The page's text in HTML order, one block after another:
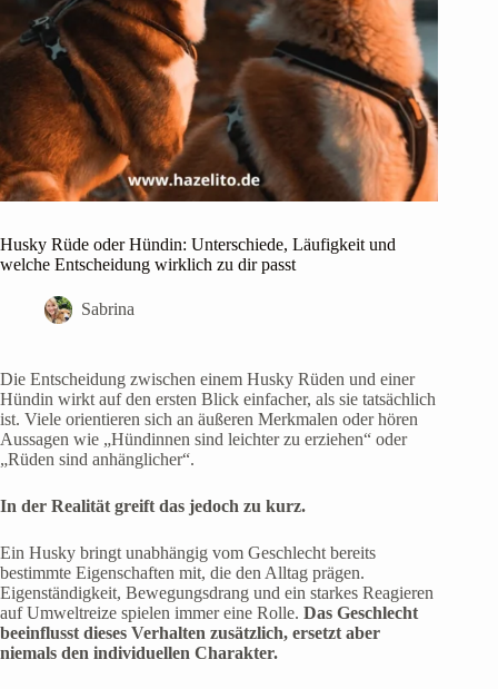
Husky Rüde oder Hündin: Unterschiede, Läufigkeit und
welche Entscheidung wirklich zu dir passt
Sabrina
Die Entscheidung zwischen einem Husky Rüden und einer
Hündin wirkt auf den ersten Blick einfacher, als sie tatsächlich
ist. Viele orientieren sich an äußeren Merkmalen oder hören
Aussagen wie „Hündinnen sind leichter zu erziehen“ oder
„Rüden sind anhänglicher“.
In der Realität greift das jedoch zu kurz.
Ein Husky bringt unabhängig vom Geschlecht bereits
bestimmte Eigenschaften mit, die den Alltag prägen.
Eigenständigkeit, Bewegungsdrang und ein starkes Reagieren
auf Umweltreize spielen immer eine Rolle. Das Geschlecht
beeinflusst dieses Verhalten zusätzlich, ersetzt aber
niemals den individuellen Charakter.